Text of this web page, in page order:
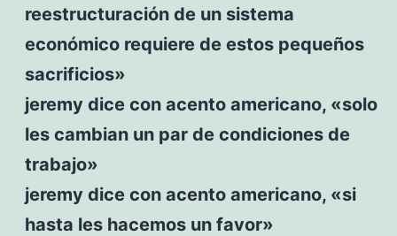
reestructuración de un sistema
económico requiere de estos pequeños
sacrificios»
jeremy dice con acento americano, «solo
les cambian un par de condiciones de
trabajo»
jeremy dice con acento americano, «si
hasta les hacemos un favor»